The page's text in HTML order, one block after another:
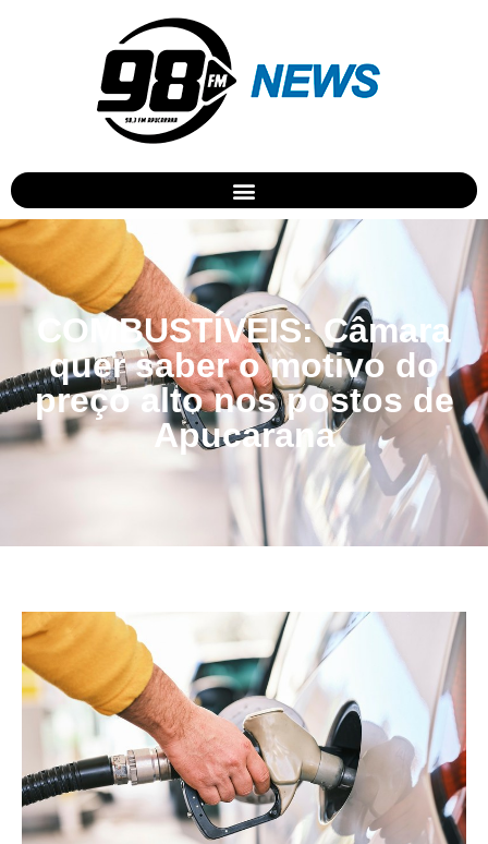
COMBUSTÍVEIS: Câmara
quer saber o motivo do
preço alto nos postos de
Apucarana